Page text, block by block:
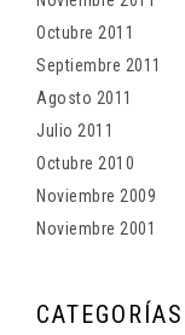
Octubre 2011
Septiembre 2011
Agosto 2011
Julio 2011
Octubre 2010
Noviembre 2009
Noviembre 2001
CATEGORÍAS